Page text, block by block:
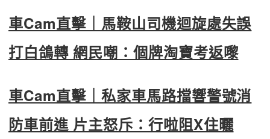
車Cam直擊｜馬鞍山司機迴旋處失誤
打白鴿轉 網民嘲：個牌淘寶考返嚟
車Cam直擊｜私家車馬路擋響警號消
防車前進 片主怒斥：行啦阻X住曬